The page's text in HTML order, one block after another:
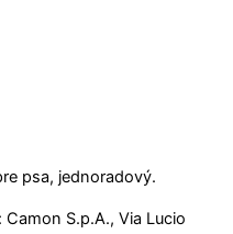
psa, jednoradový.
S.p.A., Via Lucio